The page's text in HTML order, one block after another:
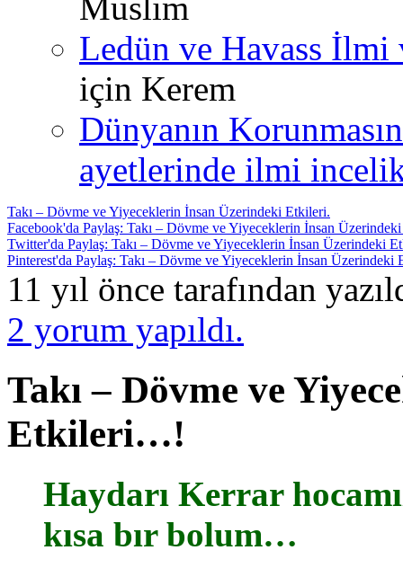
Ledün ve Havass İlmi
için Kerem
Dünyanın
ayetlerinde ilmi
Takı – Dövme ve Yiyeceklerin İnsan Üzerindeki Etkileri.
Facebook'da Paylaş: Takı – Dövme ve Yiyeceklerin İnsan
Twitter'da Paylaş: Takı – Dövme ve Yiyeceklerin İnsan Üzerindeki
Pinterest'da Paylaş: Takı – Dövme ve Yiyeceklerin İnsan Üzerindeki
11 yıl önce tarafından
2 yorum yapıldı.
Takı – Dövme ve
Etkileri…!
Haydarı Kerrar
kısa bır bolum…